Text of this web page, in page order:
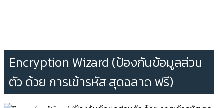
Encryption Wizard (ป้องกันข้อมูลส่วน
ตัว ด้วย การเข้ารหัส สุดฉลาด ฟรี)